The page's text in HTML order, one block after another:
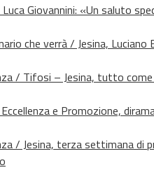
Giovannini: «Un saluto
che verrà / Jesina,
/ Tifosi – Jesina, tutto
e Promozione,
/ Jesina, terza settimana di